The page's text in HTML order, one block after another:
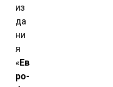
из
да
ни
я
«Ев
ро-